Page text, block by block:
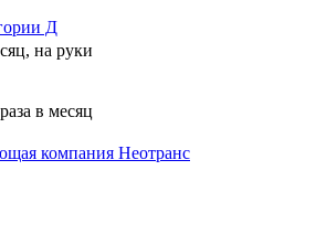
Д
на руки
в месяц
компания Неотранс